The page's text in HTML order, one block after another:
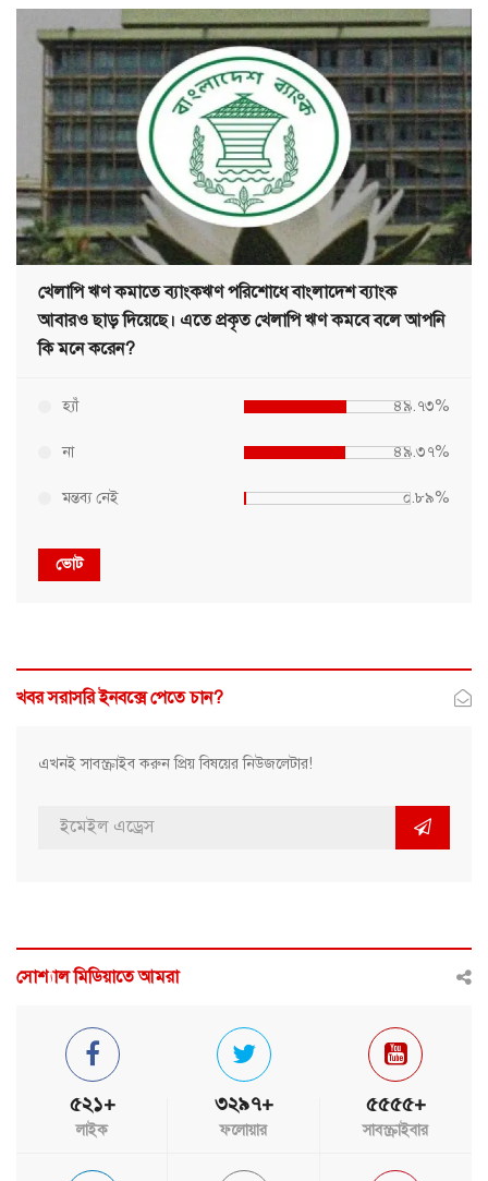
খেলাপি ঋণ কমাতে ব্যাংকঋণ পরিশোধে বাংলাদেশ ব্যাংক
আবারও ছাড় দিয়েছে। এতে প্রকৃত খেলাপি ঋণ কমবে বলে আপনি
কি মনে করেন?
হ্যাঁ ৪৯.৭৩%
না ৪৯.৩৭%
মন্তব্য নেই ০.৮৯%
ভোট
খবর সরাসরি ইনবক্সে পেতে চান?
এখনই সাবস্ক্রাইব করুন প্রিয় বিষয়ের নিউজলেটার!
সোশ্যাল মিডিয়াতে আমরা
৫২১+
লাইক
৩২৯৭+
ফলোয়ার
৫৫৫৫+
সাবস্ক্রাইবার